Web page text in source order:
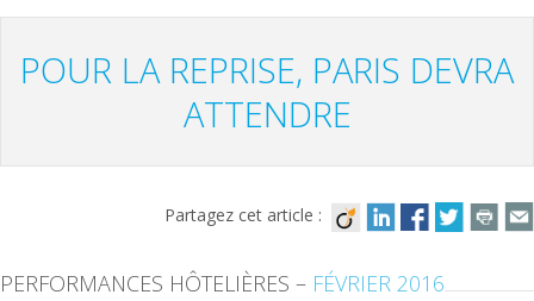
POUR LA REPRISE, PARIS DEVRA
ATTENDRE
Partagez cet article :
PERFORMANCES HÔTELIÈRES – FÉVRIER 2016